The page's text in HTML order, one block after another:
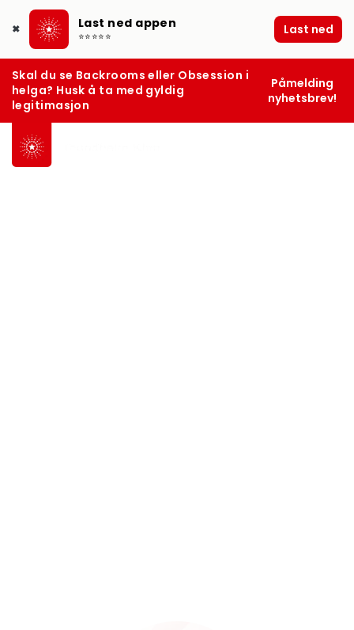
✖ Last ned appen
⭐⭐⭐⭐⭐ Last ned
Skal du se Backrooms eller Obsession i
helga? Husk å ta med gyldig
legitimasjon
Påmelding
nyhetsbrev!